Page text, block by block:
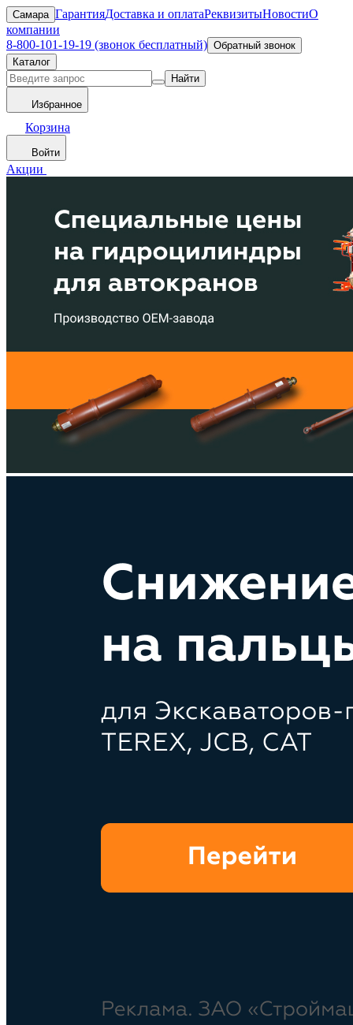
Самара ГарантияДоставка и оплатаРеквизитыНовостиО
компании
8-800-101-19-19 (звонок бесплатный) Обратный звонок
Каталог
Найти
Избранное
Корзина
Войти
Акции